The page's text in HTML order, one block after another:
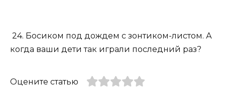
24. Босиком под дождем с зонтиком-листом. А
когда ваши дети так играли последний раз?
Оцените статью